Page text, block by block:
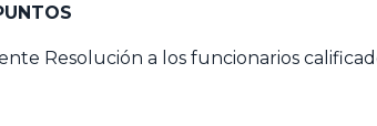
Resolución a los funcionarios